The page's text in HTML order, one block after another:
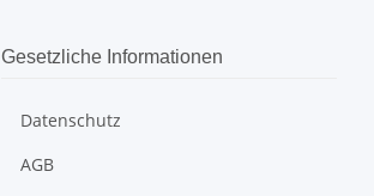
Gesetzliche Informationen
Datenschutz
AGB